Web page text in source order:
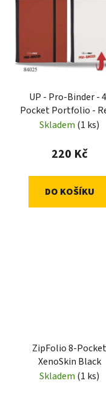
UP - Pro-Binder -
Pocket Portfolio -
White
Skladem (1 ks)
220 Kč
DO KOŠÍKU
ZipFolio 8-Pocket
XenoSkin Black
Skladem (1 ks)